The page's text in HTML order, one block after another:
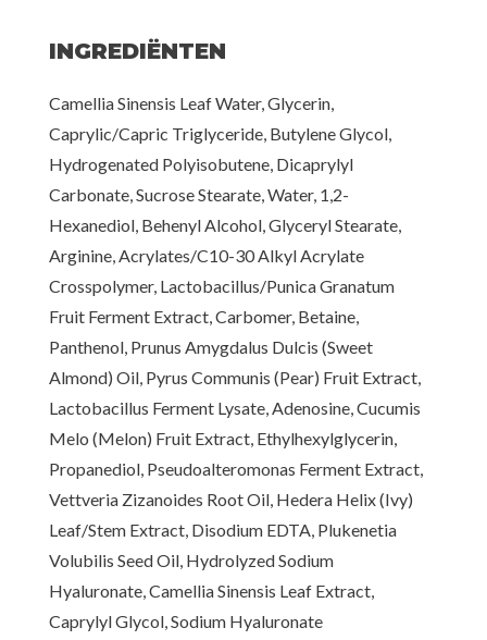
INGREDIËNTEN
Camellia Sinensis Leaf Water, Glycerin,
Caprylic/Capric Triglyceride, Butylene Glycol,
Hydrogenated Polyisobutene, Dicaprylyl
Carbonate, Sucrose Stearate, Water, 1,2-
Hexanediol, Behenyl Alcohol, Glyceryl Stearate,
Arginine, Acrylates/C10-30 Alkyl Acrylate
Crosspolymer, Lactobacillus/Punica Granatum
Fruit Ferment Extract, Carbomer, Betaine,
Panthenol, Prunus Amygdalus Dulcis (Sweet
Almond) Oil, Pyrus Communis (Pear) Fruit Extract,
Lactobacillus Ferment Lysate, Adenosine, Cucumis
Melo (Melon) Fruit Extract, Ethylhexylglycerin,
Propanediol, Pseudoalteromonas Ferment Extract,
Vettveria Zizanoides Root Oil, Hedera Helix (Ivy)
Leaf/Stem Extract, Disodium EDTA, Plukenetia
Volubilis Seed Oil, Hydrolyzed Sodium
Hyaluronate, Camellia Sinensis Leaf Extract,
Caprylyl Glycol, Sodium Hyaluronate